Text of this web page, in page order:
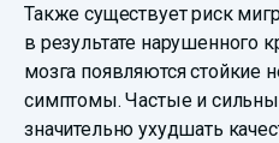
Также существует риск
в результате нарушенного
мозга появляются стойкие
симптомы. Частые и
значительно ухудшать